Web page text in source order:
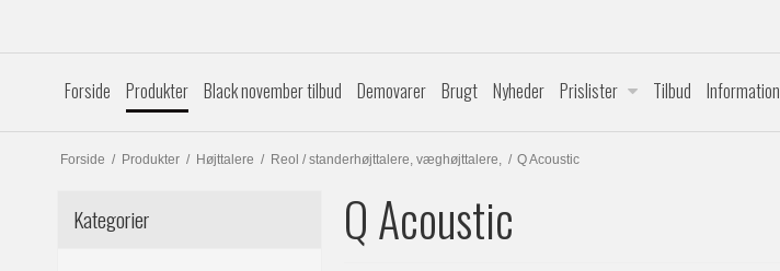
Forside Produkter Black november tilbud Demovarer Brugt Nyheder Prislister Tilbud Information
Forside / Produkter / Højttalere / Reol / standerhøjttalere, væghøjttalere, / Q Acoustic
Kategorier Q Acoustic